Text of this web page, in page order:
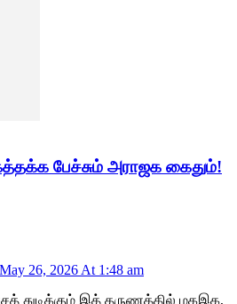
பேச்சும் அராஜக கைதும்!
May 26, 2026 At 1:48 am
துடிக்கும் இத் தருணத்தில் மகஇக,